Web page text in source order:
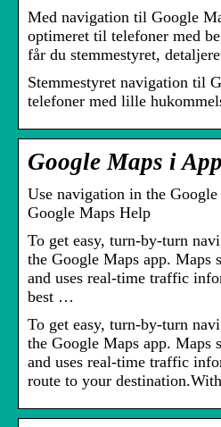
Med navigation til Google
optimeret til telefoner med
får du stemmestyret,
Stemmestyret navigation til
telefoner med lille
Google Maps i
Use navigation in the
Google Maps Help
To get easy, turn-by-turn
the Google Maps app. Maps
and uses real-time traffic
best …
To get easy, turn-by-turn
the Google Maps app. Maps
and uses real-time traffic
route to your